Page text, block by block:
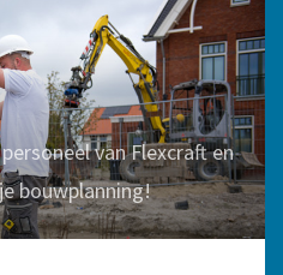
van Flexcraft en
bouwplanning!